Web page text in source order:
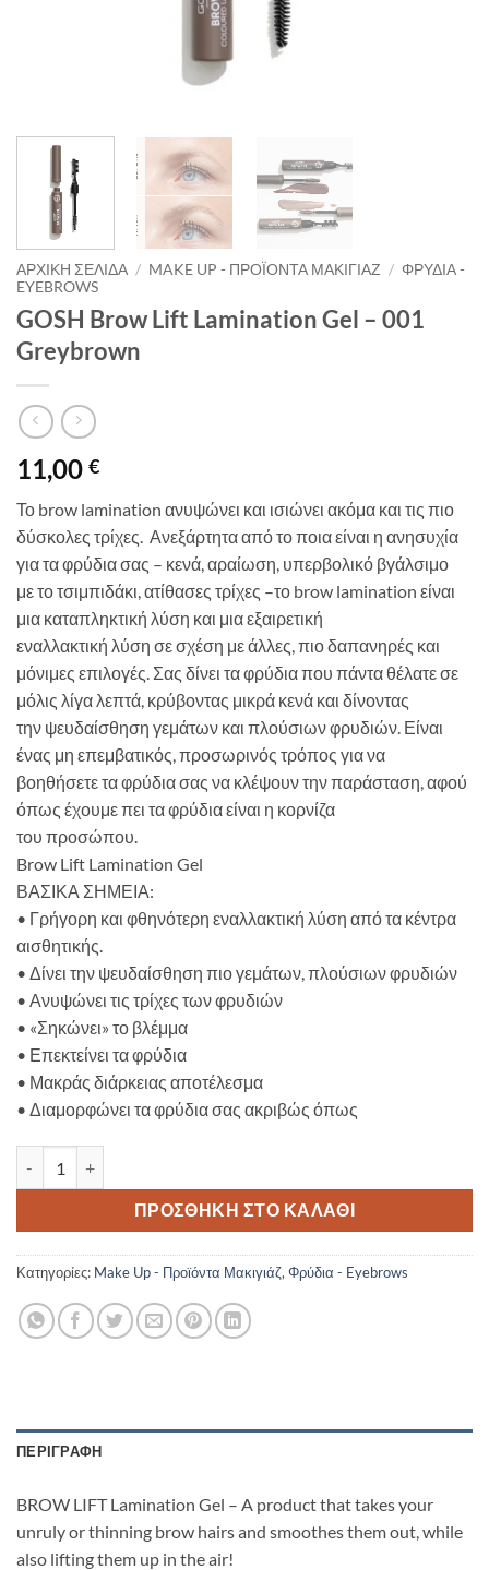
ΑΡΧΙΚΉ ΣΕΛΊΔΑ / MAKE UP - ΠΡΟΪΌΝΤΑ ΜΑΚΙΓΙΆΖ / ΦΡΎΔΙΑ -
EYEBROWS
GOSH Brow Lift Lamination Gel – 001
Greybrown
11,00 €
Το brow lamination ανυψώνει και ισιώνει ακόμα και τις πιο
δύσκολες τρίχες. Ανεξάρτητα από το ποια είναι η ανησυχία
για τα φρύδια σας – κενά, αραίωση, υπερβολικό βγάλσιμο
μετο τσιμπιδάκι, ατίθασες τρίχες –το brow lamination είναι
μια καταπληκτική λύση και μια εξαιρετική
εναλλακτική λύση σε σχέση με άλλες, πιο δαπανηρές και
μόνιμες επιλογές. Σας δίνει τα φρύδια που πάντα θέλατε σε
μόλις λίγα λεπτά, κρύβοντας μικρά κενά και δίνοντας
την ψευδαίσθηση γεμάτων και πλούσιων φρυδιών. Είναι
ένας μη επεμβατικός, προσωρινός τρόπος για να
βοηθήσετε τα φρύδια σας να κλέψουν την παράσταση, αφού
όπως έχουμε πει τα φρύδια είναι η κορνίζα
του προσώπου.
Brow Lift Lamination Gel
ΒΑΣΙΚΑ ΣΗΜΕΙΑ:
• Γρήγορη και φθηνότερη εναλλακτική λύση από τα κέντρα
αισθητικής.
• Δίνει την ψευδαίσθηση πιο γεμάτων, πλούσιων φρυδιών
• Ανυψώνει τις τρίχες των φρυδιών
• «Σηκώνει» το βλέμμα
• Επεκτείνει τα φρύδια
• Μακράς διάρκειας αποτέλεσμα
• Διαμορφώνει τα φρύδια σας ακριβώς όπως
ΠΡΟΣΘΉΚΗ ΣΤΟ ΚΑΛΆΘΙ
Κατηγορίες: Make Up - Προϊόντα Μακιγιάζ, Φρύδια - Eyebrows
ΠΕΡΙΓΡΑΦΉ
BROW LIFT Lamination Gel – A product that takes your
unruly or thinning brow hairs and smoothes them out, while
also lifting them up in the air!